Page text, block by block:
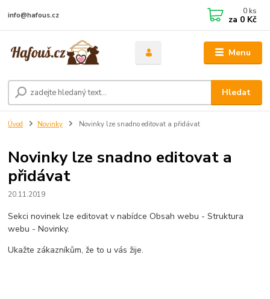
Menu
Hledat
info@hafous.cz 0 ks
za 0 Kč
Úvod Novinky Novinky lze snadno editovat a přidávat
Novinky lze snadno editovat a
přidávat
20.11.2019
Sekci novinek lze editovat v nabídce Obsah webu - Struktura
webu - Novinky.
Ukažte zákazníkům, že to u vás žije.